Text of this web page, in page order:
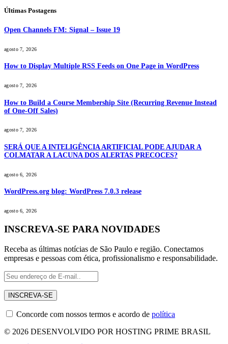
Últimas Postagens
Open Channels FM: Signal – Issue 19
agosto 7, 2026
How to Display Multiple RSS Feeds on One Page in WordPress
agosto 7, 2026
How to Build a Course Membership Site (Recurring Revenue Instead
of One-Off Sales)
agosto 7, 2026
SERÁ QUE A INTELIGÊNCIA ARTIFICIAL PODE AJUDAR A
COLMATAR A LACUNA DOS ALERTAS PRECOCES?
agosto 6, 2026
WordPress.org blog: WordPress 7.0.3 release
agosto 6, 2026
INSCREVA-SE PARA NOVIDADES
Receba as últimas notícias de São Paulo e região. Conectamos
empresas e pessoas com ética, profissionalismo e responsabilidade.
Concorde com nossos termos e acordo de política
© 2026 DESENVOLVIDO POR HOSTING PRIME BRASIL